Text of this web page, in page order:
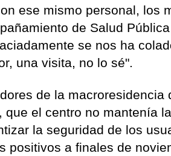
ese mismo personal, los
de Salud
se nos ha
una visita, no lo sé".
de la macroresidencia
que el centro no mantenía
la seguridad de los
positivos a finales de